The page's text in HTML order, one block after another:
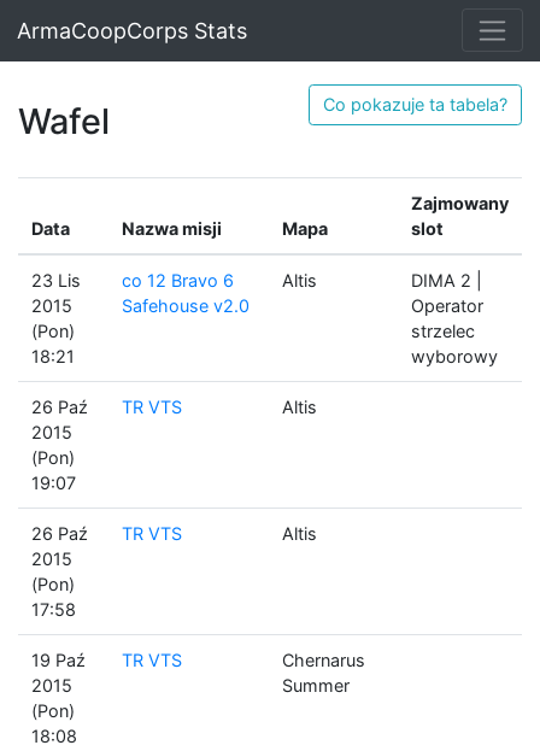
ArmaCoopCorps Stats
Wafel Co pokazuje ta tabela?
Data Nazwa misji Mapa
Zajmowany
slot
23 Lis
2015
(Pon)
18:21
co 12 Bravo 6
Safehouse v2.0
Altis
DIMA 2 |
Operator
strzelec
wyborowy
26 Paź
2015
(Pon)
19:07
TR VTS Altis
26 Paź
2015
(Pon)
17:58
TR VTS Altis
19 Paź
2015
(Pon)
18:08
TR VTS
Chernarus
Summer